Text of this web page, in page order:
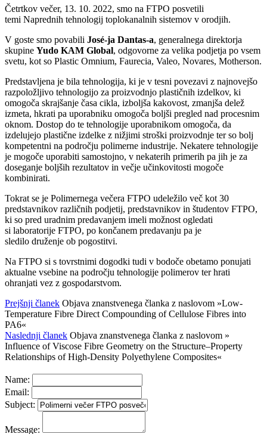
Četrtkov večer, 13. 10. 2022, smo na FTPO posvetili
temi Naprednih tehnologij toplokanalnih sistemov v orodjih.
V goste smo povabili José-ja Dantas-a, generalnega direktorja
skupine Yudo KAM Global, odgovorne za velika podjetja po vsem
svetu, kot so Plastic Omnium, Faurecia, Valeo, Novares, Motherson.
Predstavljena je bila tehnologija, ki je v tesni povezavi z najnovejšo
razpoložljivo tehnologijo za proizvodnjo plastičnih izdelkov, ki
omogoča skrajšanje časa cikla, izboljša kakovost, zmanjša delež
izmeta, hkrati pa uporabniku omogoča boljši pregled nad procesnim
oknom. Dostop do te tehnologije uporabnikom omogoča, da
izdelujejo plastične izdelke z nižjimi stroški proizvodnje ter so bolj
kompetentni na področju polimerne industrije. Nekatere tehnologije
je mogoče uporabiti samostojno, v nekaterih primerih pa jih je za
doseganje boljših rezultatov in večje učinkovitosti mogoče
kombinirati.
Tokrat se je Polimernega večera FTPO udeležilo več kot 30
predstavnikov različnih podjetij, predstavnikov in študentov FTPO,
ki so pred uradnim predavanjem imeli možnost ogledati
si laboratorije FTPO, po končanem predavanju pa je
sledilo druženje ob pogostitvi.
Na FTPO si s tovrstnimi dogodki tudi v bodoče obetamo ponujati
aktualne vsebine na področju tehnologije polimerov ter hrati
ohranjati vez z gospodarstvom.
Prejšnji članek Objava znanstvenega članka z naslovom »Low-
Temperature Fibre Direct Compounding of Cellulose Fibres into
PA6«
Naslednji članek Objava znanstvenega članka z naslovom »
Influence of Viscose Fibre Geometry on the Structure–Property
Relationships of High-Density Polyethylene Composites«
Name:
Email:
Subject:
Message: